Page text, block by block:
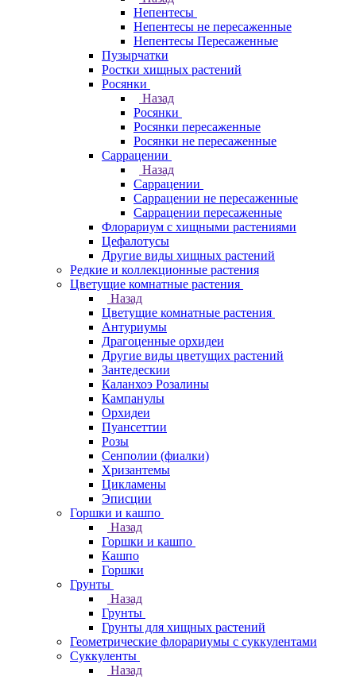
Непентесы
Непентесы не пересаженные
Непентесы Пересаженные
Пузырчатки
Ростки хищных растений
Росянки
Назад
Росянки
Росянки пересаженные
Росянки не пересаженные
Саррацении
Назад
Саррацении
Саррацении не пересаженные
Саррацении пересаженные
Флорариум с хищными растениями
Цефалотусы
Другие виды хищных растений
Редкие и коллекционные растения
Цветущие комнатные растения
Назад
Цветущие комнатные растения
Антуриумы
Драгоценные орхидеи
Другие виды цветущих растений
Зантедескии
Каланхоэ Розалины
Кампанулы
Орхидеи
Пуансеттии
Розы
Сенполии (фиалки)
Хризантемы
Цикламены
Эписции
Горшки и кашпо
Назад
Горшки и кашпо
Кашпо
Горшки
Грунты
Назад
Грунты
Грунты для хищных растений
Геометрические флорариумы с суккулентами
Суккуленты
Назад